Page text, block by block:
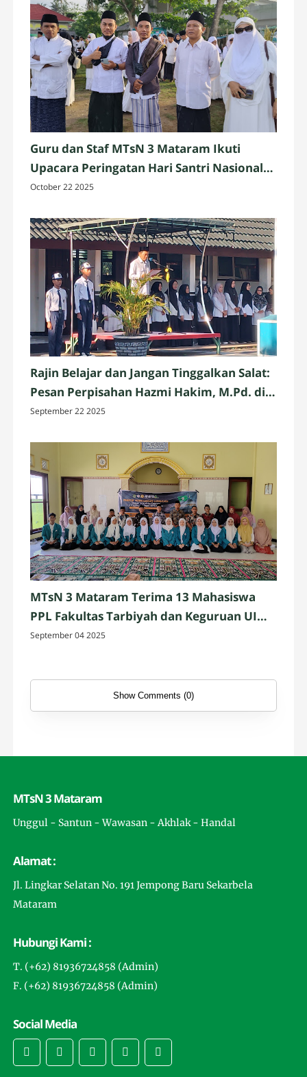
Guru dan Staf MTsN 3 Mataram Ikuti
Upacara Peringatan Hari Santri Nasional
2025 di Penujak, Lombok Tengah
October 22 2025
Rajin Belajar dan Jangan Tinggalkan Salat:
Pesan Perpisahan Hazmi Hakim, M.Pd. di
MTsN 3 Mataram
September 22 2025
MTsN 3 Mataram Terima 13 Mahasiswa
PPL Fakultas Tarbiyah dan Keguruan UIN
Mataram
September 04 2025
Show Comments (0)
MTsN 3 Mataram
Unggul - Santun - Wawasan - Akhlak - Handal
Alamat :
Jl. Lingkar Selatan No. 191 Jempong Baru Sekarbela
Mataram
Hubungi Kami :
T. (+62) 81936724858 (Admin)
F. (+62) 81936724858 (Admin)
Social Media